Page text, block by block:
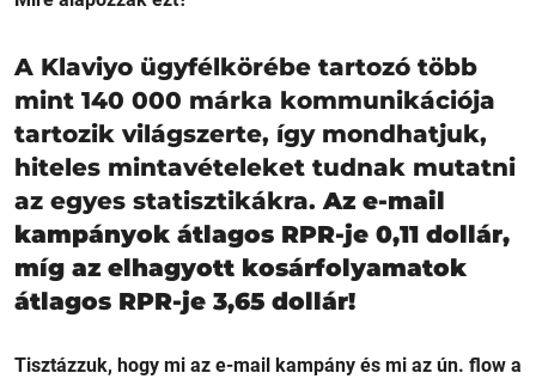
A Klaviyo ügyfélkörébe tartozó több
mint 140 000 márka kommunikációja
tartozik világszerte, így mondhatjuk,
hiteles mintavételeket tudnak mutatni
az egyes statisztikákra. Az e-mail
kampányok átlagos RPR-je 0,11 dollár,
míg az elhagyott kosárfolyamatok
átlagos RPR-je 3,65 dollár!
Tisztázzuk, hogy mi az e-mail kampány és mi az ún. flow a